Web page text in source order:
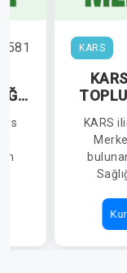
581 KARS
KARS